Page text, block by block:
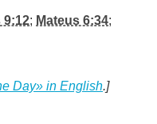
9:12; Mateus 6:34;
Day» in English.]